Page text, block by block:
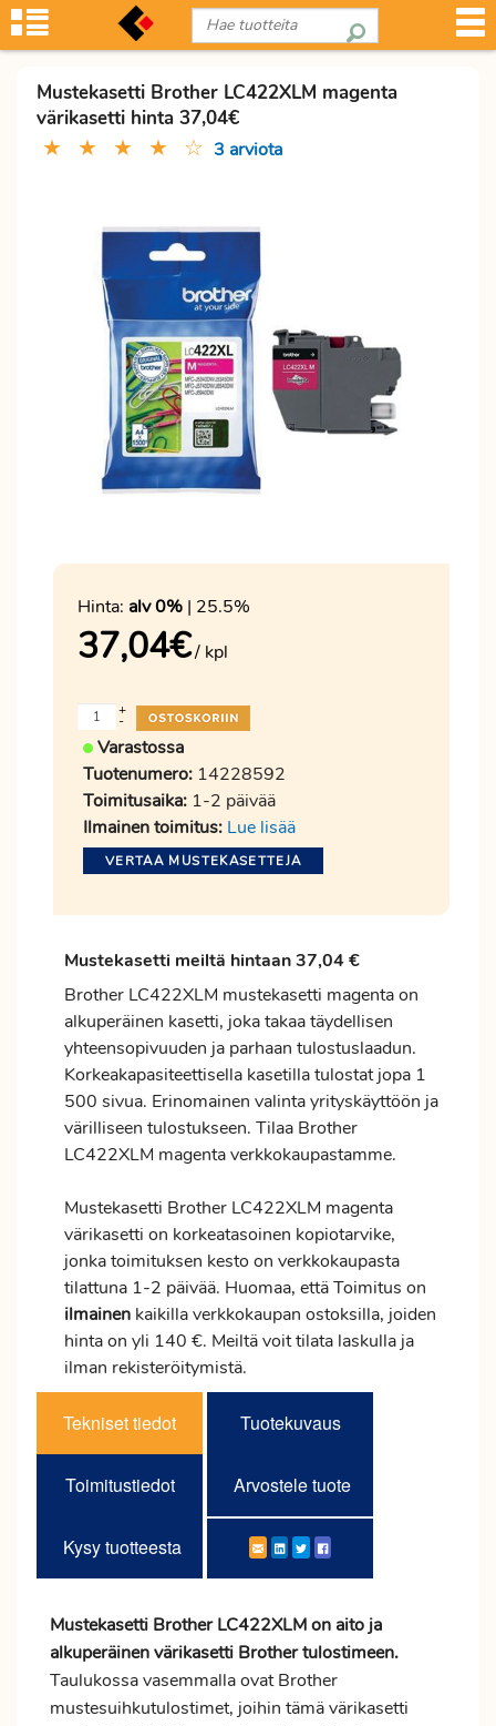
Mustekasetti Brother LC422XLM magenta
värikasetti hinta 37,04€
★ ★ ★ ★ ☆ 3 arviota
Hinta: alv 0% | 25.5%
37,04€/ kpl
-
+
Varastossa
Tuotenumero: 14228592
Toimitusaika: 1-2 päivää
Ilmainen toimitus: Lue lisää
VERTAA MUSTEKASETTEJA
Mustekasetti meiltä hintaan 37,04 €
Brother LC422XLM mustekasetti magenta on
alkuperäinen kasetti, joka takaa täydellisen
yhteensopivuuden ja parhaan tulostuslaadun.
Korkeakapasiteettisella kasetilla tulostat jopa 1
500 sivua. Erinomainen valinta yrityskäyttöön ja
värilliseen tulostukseen. Tilaa Brother
LC422XLM magenta verkkokaupastamme.
Mustekasetti Brother LC422XLM magenta
värikasetti on korkeatasoinen kopiotarvike,
jonka toimituksen kesto on verkkokaupasta
tilattuna 1-2 päivää. Huomaa, että Toimitus on
ilmainen kaikilla verkkokaupan ostoksilla, joiden
hinta on yli 140 €. Meiltä voit tilata laskulla ja
ilman rekisteröitymistä.
Tekniset tiedot Tuotekuvaus
Toimitustiedot Arvostele tuote
Kysy tuotteesta
Mustekasetti Brother LC422XLM on aito ja
alkuperäinen värikasetti Brother tulostimeen.
Taulukossa vasemmalla ovat Brother
mustesuihkutulostimet, joihin tämä värikasetti